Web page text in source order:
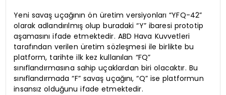
Yeni savaş uçağının ön üretim versiyonları “YFQ-42”
olarak adlandırılmış olup buradaki “Y” ibaresi prototip
aşamasını ifade etmektedir. ABD Hava Kuvvetleri
tarafından verilen üretim sözleşmesi ile birlikte bu
platform, tarihte ilk kez kullanılan “FQ”
sınıflandırmasına sahip uçaklardan biri olacaktır. Bu
sınıflandırmada “F” savaş uçağını, “Q” ise platformun
insansız olduğunu ifade etmektedir.